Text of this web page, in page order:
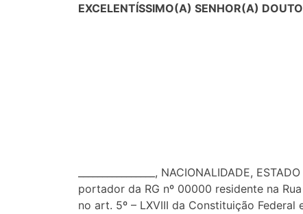
EXCELENTÍSSIMO(A) SENHOR(A)
________________, NACIONALIDADE,
portador da RG nº 00000 residente na
no art. 5º – LXVIII da Constituição Federal